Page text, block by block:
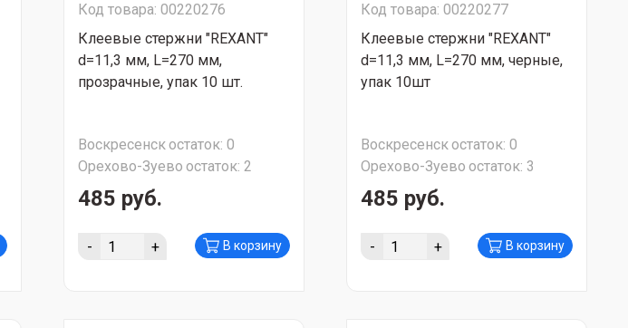
Код товара: 00220276
Клеевые стержни "REXANT"
d=11,3 мм, L=270 мм,
прозрачные, упак 10 шт.
Воскресенскостаток: 0
Орехово-Зуево остаток: 2
485 руб.
- + В корзину
Код товара: 00220277
Клеевые стержни "REXANT"
d=11,3 мм, L=270 мм, черные,
упак 10шт
Воскресенскостаток: 0
Орехово-Зуево остаток: 3
485 руб.
- + В корзину